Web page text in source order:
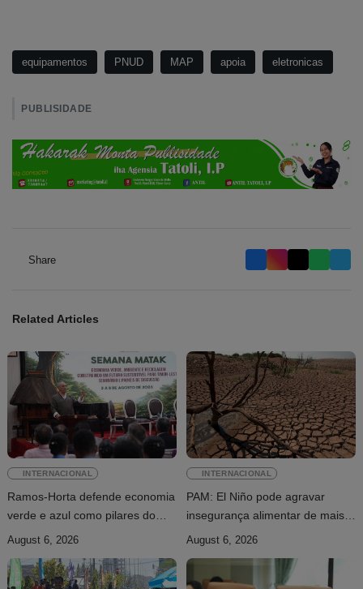
equipamentos PNUD MAP apoia eletronicas
PUBLISIDADE
Share
Related Articles
INTERNACIONAL
Ramos-Horta defende economia
verde e azul como pilares do
desenvolvimento sustentável de
August 6, 2026
INTERNACIONAL
PAM: El Niño pode agravar
insegurança alimentar de mais
49 milhões de pessoas até 2027
August 6, 2026